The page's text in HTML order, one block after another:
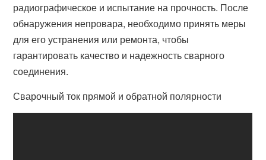
радиографическое и испытание на прочность. После
обнаружения непровара, необходимо принять меры
для его устранения или ремонта, чтобы
гарантировать качество и надежность сварного
соединения.
Сварочный ток прямой и обратной полярности